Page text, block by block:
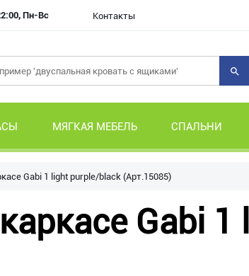
Пн-Вс Контакты
МЯГКАЯ МЕБЕЛЬ СПАЛЬНИ
Gabi 1 light purple/black (Арт.15085)
Gabi